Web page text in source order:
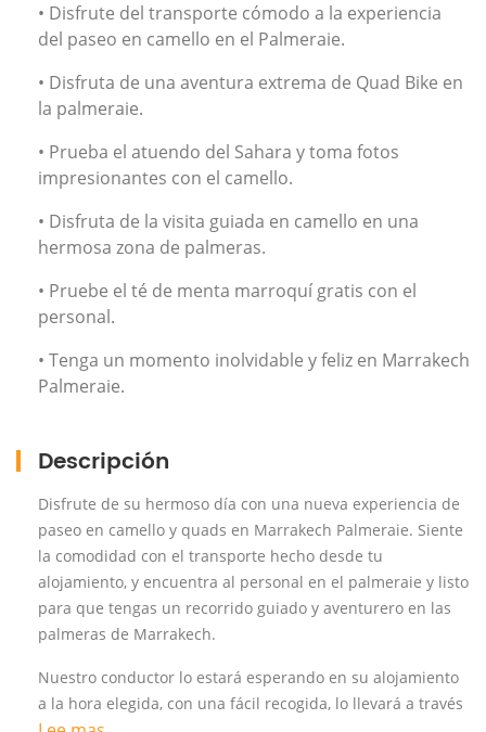
• Disfrute del transporte cómodo a la experiencia
del paseo en camello en el Palmeraie.
• Disfruta de una aventura extrema de Quad Bike en
la palmeraie.
• Prueba el atuendo del Sahara y toma fotos
impresionantes con el camello.
• Disfruta de la visita guiada en camello en una
hermosa zona de palmeras.
• Pruebe el té de menta marroquí gratis con el
personal.
• Tenga un momento inolvidable y feliz en Marrakech
Palmeraie.
Descripción
Disfrute de su hermoso día con una nueva experiencia de
paseo en camello y quads en Marrakech Palmeraie. Siente
la comodidad con el transporte hecho desde tu
alojamiento, y encuentra al personal en el palmeraie y listo
para que tengas un recorrido guiado y aventurero en las
palmeras de Marrakech.
Nuestro conductor lo estará esperando en su alojamiento
a la hora elegida, con una fácil recogida, lo llevará a través